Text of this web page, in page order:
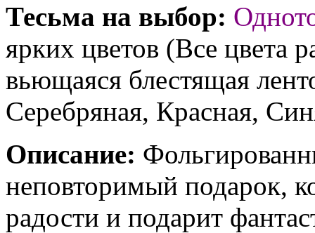
Тесьма на выбор:
ярких цветов (Все цвета
вьющаяся блестящая
Серебряная, Красная,
Описание:
неповторимый подарок,
радости и подарит